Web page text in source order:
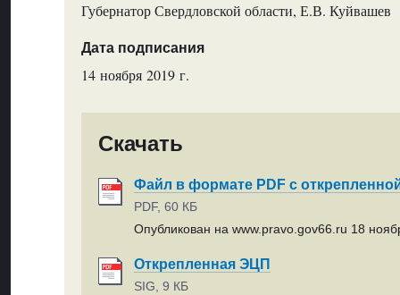
Губернатор Свердловской области, Е.В. Куйвашев
Дата подписания
14 ноября 2019 г.
Скачать
Файл в формате PDF с
PDF, 60 КБ
Опубликован на www.pravo.gov66.ru 18
Открепленная ЭЦП
SIG, 9 КБ